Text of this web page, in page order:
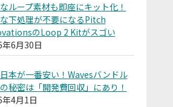
ループ素材も即座にキット化！
下処理が不要になるPitch
のLoop 2 Kitがスゴい
6月30日
本が一番安い！Wavesバンドル
秘密は「開発費回収」にあり！
4月1日